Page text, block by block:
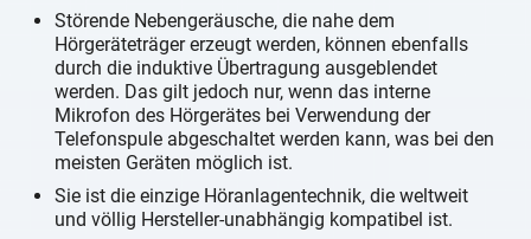
Störende Nebengeräusche, die nahe dem
Hörgeräteträger erzeugt werden, können ebenfalls
durch die induktive Übertragung ausgeblendet
werden. Das gilt jedoch nur, wenn das interne
Mikrofon des Hörgerätes bei Verwendung der
Telefonspule abgeschaltet werden kann, was bei den
meisten Geräten möglich ist.
Sie ist die einzige Höranlagentechnik, die weltweit
und völlig Hersteller-unabhängig kompatibel ist.